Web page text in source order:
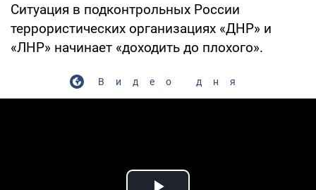
Ситуация в подконтрольных России
террористических организациях «ДНР» и
«ЛНР» начинает «доходить до плохого».
Видео дня